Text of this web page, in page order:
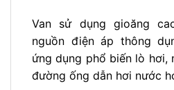
Van sử dụng gioăng
nguồn điện áp thông
ứng dụng phổ biến lò hơi,
đường ống dẫn hơi nước